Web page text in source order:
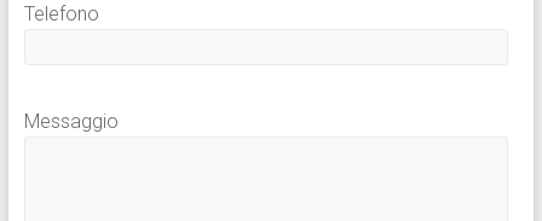
Telefono
Messaggio